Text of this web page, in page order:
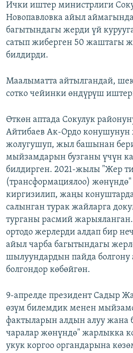
Ички иштер министрлиги
Новопавловка айыл
багытындагы жерди үй
сатып жиберген 50 жаштагы
билдирди.
Маалыматта айтылгандай,
сотко чейинки өндүрүш
Өткөн аптада Сокулук
Айтибаев Ак-Ордо
жолугушуп, жыл башынан
мыйзамдарын бузганы үчүн
билдирген. 2021-жылы "Жер
(трансформациялоо)
киргизилип, жаңы
салынган турак жайларга
турганы расмий
ортодо жерлерди алдап бир
айыл чарба багытындагы
шылуундардын пайда
болгондор көбөйгөн.
9-апрелде президент Садыр
өзүм билемдик менен
фактыларын алдын алуу жана
чаралар жөнүндө" жарлыкка
укук коргоо органдарына